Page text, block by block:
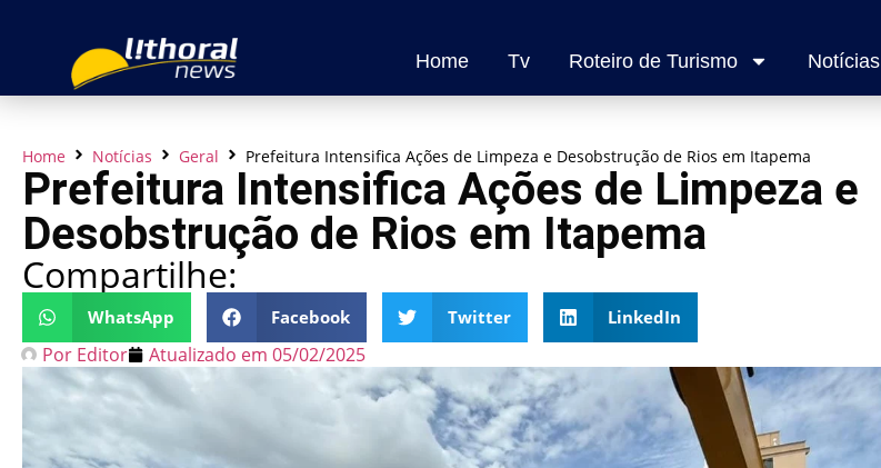
Home Tv Roteiro de Turismo Notícias
Home Notícias Geral Prefeitura Intensifica Ações de Limpeza e Desobstrução de Rios em Itapema
Prefeitura Intensifica Ações de Limpeza e
Desobstrução de Rios em Itapema
Compartilhe:
WhatsApp Facebook Twitter LinkedIn
Por Editor Atualizado em 05/02/2025